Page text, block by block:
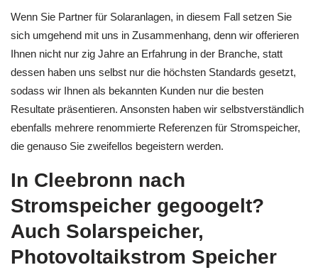
Wenn Sie Partner für Solaranlagen, in diesem Fall setzen Sie
sich umgehend mit uns in Zusammenhang, denn wir offerieren
Ihnen nicht nur zig Jahre an Erfahrung in der Branche, statt
dessen haben uns selbst nur die höchsten Standards gesetzt,
sodass wir Ihnen als bekannten Kunden nur die besten
Resultate präsentieren. Ansonsten haben wir selbstverständlich
ebenfalls mehrere renommierte Referenzen für Stromspeicher,
die genauso Sie zweifellos begeistern werden.
In Cleebronn nach
Stromspeicher gegoogelt?
Auch Solarspeicher,
Photovoltaikstrom Speicher